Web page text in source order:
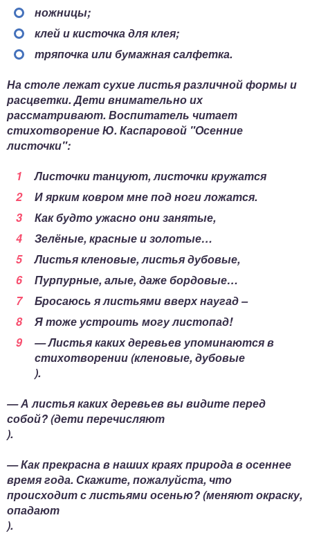
ножницы;
клей и кисточка для клея;
тряпочка или бумажная салфетка.
На столе лежат сухие листья различной формы и
расцветки. Дети внимательно их
рассматривают. Воспитатель читает
стихотворение Ю. Каспаровой "Осенние
листочки":
Листочки танцуют, листочки кружатся
И ярким ковром мне под ноги ложатся.
Как будто ужасно они занятые,
Зелёные, красные и золотые…
Листья кленовые, листья дубовые,
Пурпурные, алые, даже бордовые…
Бросаюсь я листьями вверх наугад –
Я тоже устроить могу листопад!
— Листья каких деревьев упоминаются в
стихотворении (кленовые, дубовые
).
— А листья каких деревьев вы видите перед
собой? (дети перечисляют
).
— Как прекрасна в наших краях природа в осеннее
время года. Скажите, пожалуйста, что
происходит с листьями осенью? (меняют окраску,
опадают
).